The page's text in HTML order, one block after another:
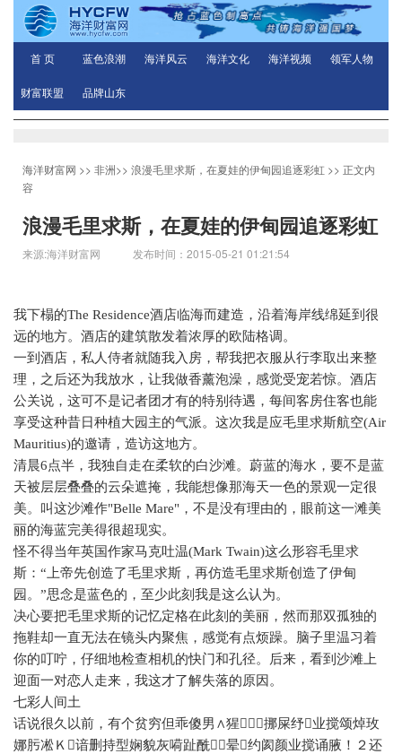
首 页 蓝色浪潮 海洋风云 海洋文化 海洋视频 领军人物
财富联盟 品牌山东
海洋财富网 >> 非洲>> 浪漫毛里求斯，在夏娃的伊甸园追逐彩虹 >> 正文内
容
浪漫毛里求斯，在夏娃的伊甸园追逐彩虹
来源:海洋财富网 发布时间：2015-05-21 01:21:54
我下榻的The Residence酒店临海而建造，沿着海岸线绵延到很
远的地方。酒店的建筑散发着浓厚的欧陆格调。
一到酒店，私人侍者就随我入房，帮我把衣服从行李取出来整
理，之后还为我放水，让我做香薰泡澡，感觉受宠若惊。酒店
公关说，这可不是记者团才有的特别待遇，每间客房住客也能
享受这种昔日种植大园主的气派。这次我是应毛里求斯航空(Air
Mauritius)的邀请，造访这地方。
清晨6点半，我独自走在柔软的白沙滩。蔚蓝的海水，要不是蓝
天被层层叠叠的云朵遮掩，我能想像那海天一色的景观一定很
美。叫这沙滩作"Belle Mare" ，不是没有理由的，眼前这一滩美
丽的海蓝完美得很超现实。
怪不得当年英国作家马克吐温(Mark Twain)这么形容毛里求
斯：“上帝先创造了毛里求斯，再仿造毛里求斯创造了伊甸
园。”思念是蓝色的，至少此刻我是这么认为。
决心要把毛里求斯的记忆定格在此刻的美丽，然而那双孤独的
拖鞋却一直无法在镜头内聚焦，感觉有点烦躁。脑子里温习着
你的叮咛，仔细地检查相机的快门和孔径。后来，看到沙滩上
迎面一对恋人走来，我这才了解失落的原因。
七彩人间土
话说很久以前，有个贫穷但乖傻男∧猩挪屎纾业搅颂焯玫
娜肟凇Ｋ谙删持型娴貌灰嗬趾酰晕约阂颜业搅诵腋！２还